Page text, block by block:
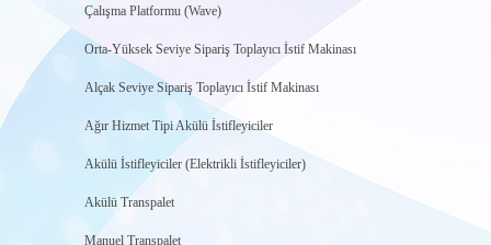
Çalışma Platformu (Wave)
Orta-Yüksek Seviye Sipariş Toplayıcı İstif Makinası
Alçak Seviye Sipariş Toplayıcı İstif Makinası
Ağır Hizmet Tipi Akülü İstifleyiciler
Akülü İstifleyiciler (Elektrikli İstifleyiciler)
Akülü Transpalet
Manuel Transpalet